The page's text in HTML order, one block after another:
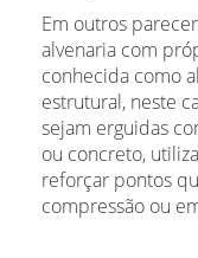
Em outros
alvenaria com
conhecida como
estrutural, neste
sejam erguidas
ou concreto,
reforçar pontos
compressão ou